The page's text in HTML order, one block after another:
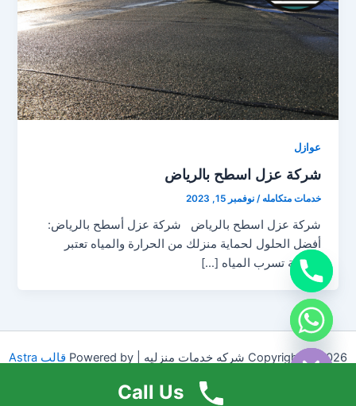
عوازل
شركة عزل اسطح بالرياض
خدمات متكامله/نوفمبر 15, 2023
شركة عزل اسطح بالرياض شركة عزل أسطح بالرياض:
أفضل الحلول لحماية منزلك من الحرارة والمياه تعتبر
مشكلة تسرب المياه […]
Copyright © 2026 شركه خدمات منزليه | Powered by
قالب Astra
Call Us
Hide
chaty